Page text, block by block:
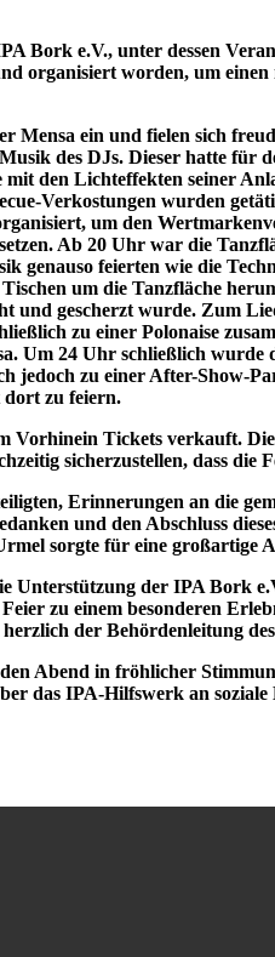
Bork e.V., unter dessen
organisiert worden, um einen
Mensa ein und fielen sich
des DJs. Dieser hatte für
den Lichteffekten seiner
Verkostungen wurden
um den
Ab 20 Uhr war die
genauso feierten wie die
um die Tanzfläche
und gescherzt wurde. Zum
zu einer Polonaise
Um 24 Uhr schließlich
jedoch zu einer After-Show-
dort zu feiern.
Vorhinein Tickets verkauft.
sicherzustellen, dass die
Erinnerungen an die
und den Abschluss
sorgte für eine großartige
Unterstützung der IPA Bork
zu einem besonderen
der Behördenleitung
Abend in fröhlicher
das IPA-Hilfswerk an